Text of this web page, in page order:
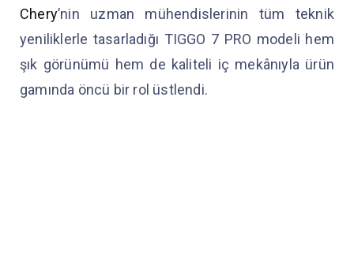
Chery’nin uzman mühendislerinin tüm teknik
yeniliklerle tasarladığı TIGGO 7 PRO modeli hem
şık görünümü hem de kaliteli iç mekânıyla ürün
gamında öncü bir rol üstlendi.